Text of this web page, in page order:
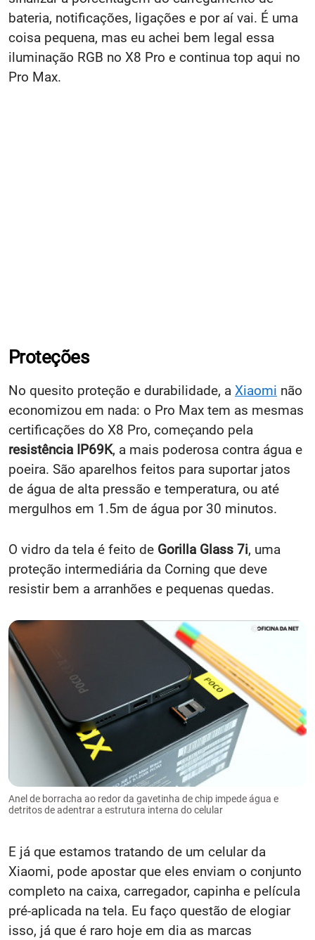
bateria, notificações, ligações e por aí vai. É uma
coisa pequena, mas eu achei bem legal essa
iluminação RGB no X8 Pro e continua top aqui no
Pro Max.
Proteções
No quesito proteção e durabilidade, a Xiaomi não
economizou em nada: o Pro Max tem as mesmas
certificações do X8 Pro, começando pela
resistência IP69K, a mais poderosa contra água e
poeira. São aparelhos feitos para suportar jatos
de água de alta pressão e temperatura, ou até
mergulhos em 1.5m de água por 30 minutos.
O vidro da tela é feito de Gorilla Glass 7i, uma
proteção intermediária da Corning que deve
resistir bem a arranhões e pequenas quedas.
Anel de borracha ao redor da gavetinha de chip impede água e
detritos de adentrar a estrutura interna do celular
E já que estamos tratando de um celular da
Xiaomi, pode apostar que eles enviam o conjunto
completo na caixa, carregador, capinha e película
pré-aplicada na tela. Eu faço questão de elogiar
isso, já que é raro hoje em dia as marcas